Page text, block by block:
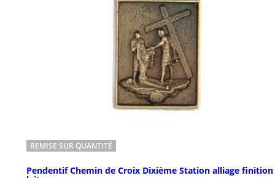
REMISE SUR QUANTITÉ
Pendentif Chemin de Croix Dixième Station alliage finition